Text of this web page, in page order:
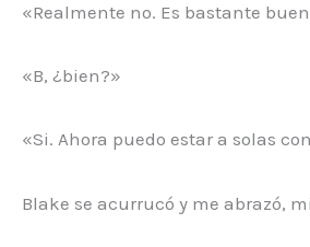
«Realmente no. Es bastante
«B, ¿bien?»
«Si. Ahora puedo estar a solas
Blake se acurrucó y me abrazó,